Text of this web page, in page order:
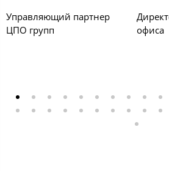
Управляющий партнер
ЦПО групп
офиса